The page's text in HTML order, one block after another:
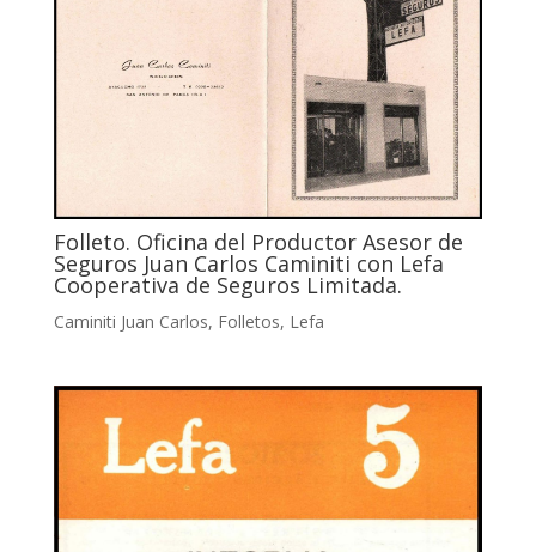
Folleto. Oficina del Productor Asesor de
Seguros Juan Carlos Caminiti con Lefa
Cooperativa de Seguros Limitada.
Caminiti Juan Carlos, Folletos, Lefa